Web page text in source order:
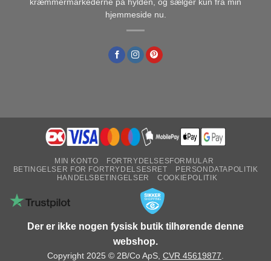
kræmmermarkederne på hylden, og sælger kun fra min
hjemmeside nu.
MIN KONTO
FORTRYDELSESFORMULAR
BETINGELSER FOR FORTRYDELSESRET
PERSONDATAPOLITIK
HANDELSBETINGELSER
COOKIEPOLITIK
Der er ikke nogen fysisk butik tilhørende denne
webshop.
Copyright 2025 © 2B/Co ApS, CVR 45619877